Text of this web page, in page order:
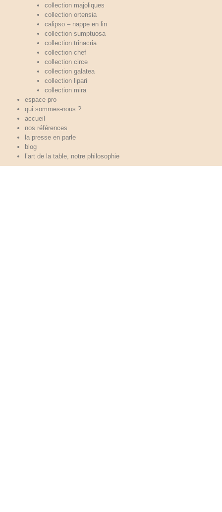
collection majoliques
collection ortensia
calipso – nappe en lin
collection sumptuosa
collection trinacria
collection chef
collection circe
collection galatea
collection lipari
collection mira
espace pro
qui sommes-nous ?
accueil
nos références
la presse en parle
blog
l’art de la table, notre philosophie